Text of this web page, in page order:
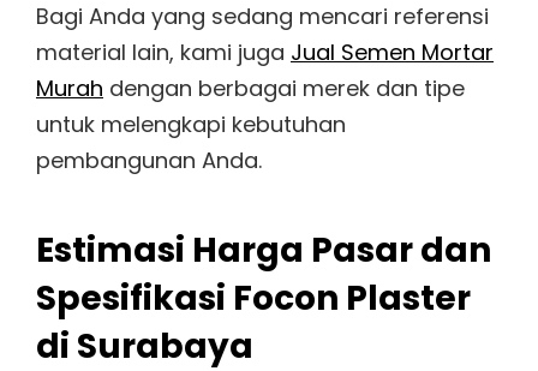
Bagi Anda yang sedang mencari referensi
material lain, kami juga Jual Semen Mortar
Murah dengan berbagai merek dan tipe
untuk melengkapi kebutuhan
pembangunan Anda.
Estimasi Harga Pasar dan
Spesifikasi Focon Plaster
di Surabaya